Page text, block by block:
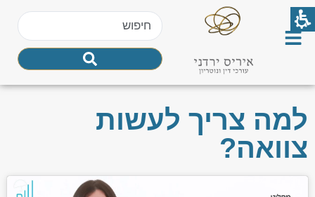
למה צריך לעשות
צוואה?